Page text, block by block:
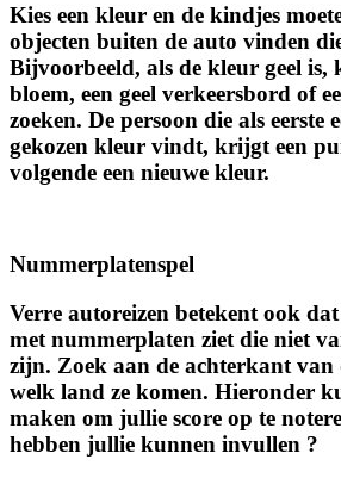
Kies een kleur en de kindjes
objecten buiten de auto vinden
Bijvoorbeeld, als de kleur geel is,
bloem, een geel verkeersbord of
zoeken. De persoon die als eerste
gekozen kleur vindt, krijgt een
volgende een nieuwe kleur.
Nummerplatenspel
Verre autoreizen betekent ook
met nummerplaten ziet die niet
zijn. Zoek aan de achterkant van
welk land ze komen. Hieronder
maken om jullie score op te
hebben jullie kunnen invullen ?